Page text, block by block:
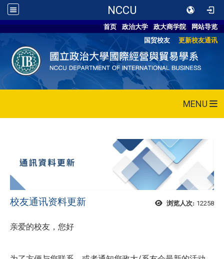
NCCU
首页 政治大学 政大商学院
网站导览
国贸校友
更新校友通讯
MENU
浏览人次: 12258
校友通讯资料更新
亲爱的校友，您好